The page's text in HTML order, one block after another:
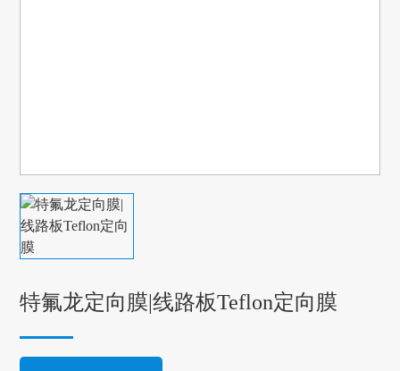
特氟龙定向膜|线路板Teflon定向膜